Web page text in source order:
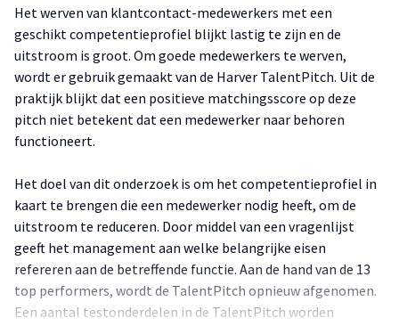
Het werven van klantcontact-medewerkers met een
geschikt competentieprofiel blijkt lastig te zijn en de
uitstroom is groot. Om goede medewerkers te werven,
wordt er gebruik gemaakt van de Harver TalentPitch. Uit de
praktijk blijkt dat een positieve matchingsscore op deze
pitch niet betekent dat een medewerker naar behoren
functioneert.
Het doel van dit onderzoek is om het competentieprofiel in
kaart te brengen die een medewerker nodig heeft, om de
uitstroom te reduceren. Door middel van een vragenlijst
geeft het management aan welke belangrijke eisen
refereren aan de betreffende functie. Aan de hand van de 13
top performers, wordt de TalentPitch opnieuw afgenomen.
Een aantal testonderdelen in de TalentPitch worden